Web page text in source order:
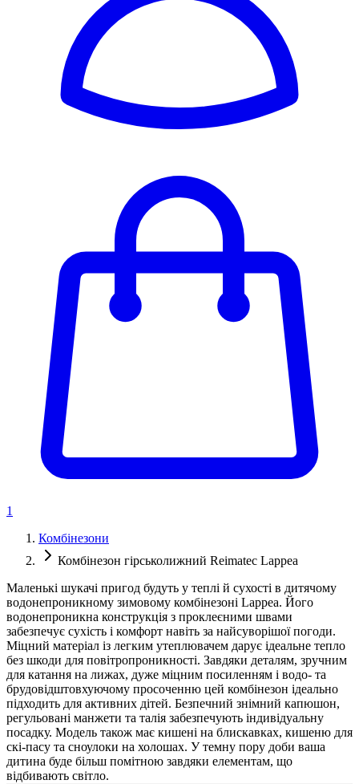
1
Комбінезони
Комбінезон гірськолижний Reimatec Lappea
Маленькі шукачі пригод будуть у теплі й сухості в дитячому
водонепроникному зимовому комбінезоні Lappea. Його
водонепроникна конструкція з проклеєними швами
забезпечує сухість і комфорт навіть за найсуворішої погоди.
Міцний матеріал із легким утеплювачем дарує ідеальне тепло
без шкоди для повітропроникності. Завдяки деталям, зручним
для катання на лижах, дуже міцним посиленням і водо- та
брудовідштовхуючому просоченню цей комбінезон ідеально
підходить для активних дітей. Безпечний знімний капюшон,
регульовані манжети та талія забезпечують індивідуальну
посадку. Модель також має кишені на блискавках, кишеню для
скі-пасу та сноулоки на холошах. У темну пору доби ваша
дитина буде більш помітною завдяки елементам, що
відбивають світло.